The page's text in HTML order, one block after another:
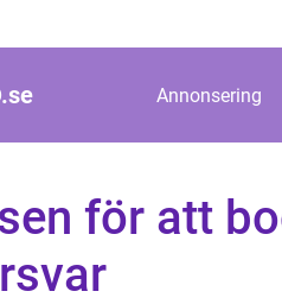
se Annonsering
för att